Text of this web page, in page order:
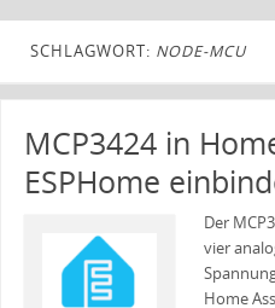
SCHLAGWORT: NODE-MCU
MCP3424 in
ESPHome
Der
vier
Home